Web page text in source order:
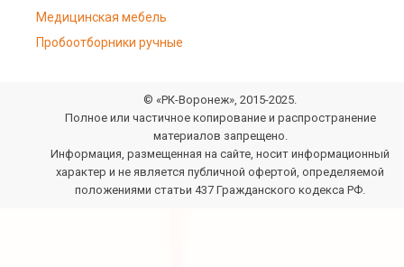
Медицинская мебель
Пробоотборники ручные
© «РК-Воронеж», 2015-2025.
Полное или частичное копирование и распространение
материалов запрещено.
Информация, размещенная на сайте, носит информационный
характер и не является публичной офертой, определяемой
положениями статьи 437 Гражданского кодекса РФ.